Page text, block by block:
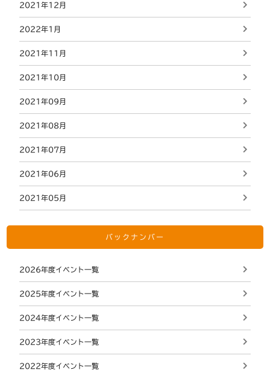
2021年12月
2022年1月
2021年11月
2021年10月
2021年09月
2021年08月
2021年07月
2021年06月
2021年05月
バックナンバー
2026年度イベント一覧
2025年度イベント一覧
2024年度イベント一覧
2023年度イベント一覧
2022年度イベント一覧